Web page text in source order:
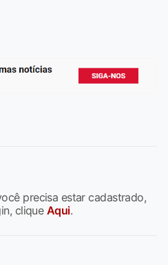
precisa estar cadastrado,
clique Aqui.